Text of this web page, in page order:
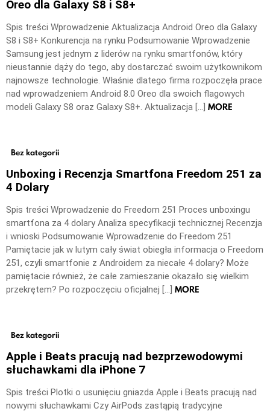
Oreo dla Galaxy S8 i S8+
Spis treści Wprowadzenie Aktualizacja Android Oreo dla Galaxy
S8 i S8+ Konkurencja na rynku Podsumowanie Wprowadzenie
Samsung jest jednym z liderów na rynku smartfonów, który
nieustannie dąży do tego, aby dostarczać swoim użytkownikom
najnowsze technologie. Właśnie dlatego firma rozpoczęła prace
nad wprowadzeniem Android 8.0 Oreo dla swoich flagowych
modeli Galaxy S8 oraz Galaxy S8+. Aktualizacja […] MORE
Bez kategorii
Unboxing i Recenzja Smartfona Freedom 251 za
4 Dolary
Spis treści Wprowadzenie do Freedom 251 Proces unboxingu
smartfona za 4 dolary Analiza specyfikacji technicznej Recenzja
i wnioski Podsumowanie Wprowadzenie do Freedom 251
Pamiętacie jak w lutym cały świat obiegła informacja o Freedom
251, czyli smartfonie z Androidem za niecałe 4 dolary? Może
pamiętacie również, że całe zamieszanie okazało się wielkim
przekrętem? Po rozpoczęciu oficjalnej […] MORE
Bez kategorii
Apple i Beats pracują nad bezprzewodowymi
słuchawkami dla iPhone 7
Spis treści Plotki o usunięciu gniazda Apple i Beats pracują nad
nowymi słuchawkami Czy AirPods zastąpią tradycyjne